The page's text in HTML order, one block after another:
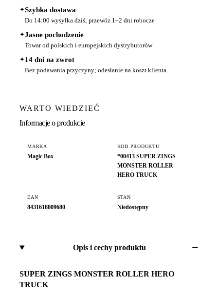
✦Szybka dostawa
Do 14:00 wysyłka dziś; przewóz 1–2 dni robocze
✦Jasne pochodzenie
Towar od polskich i europejskich dystrybutorów
✦14 dni na zwrot
Bez podawania przyczyny; odesłanie na koszt klienta
WARTO WIEDZIEĆ
Informacje o produkcie
MARKA
Magic Box
KOD PRODUKTU
*00413 SUPER ZINGS
MONSTER ROLLER
HERO TRUCK
EAN
8431618009680
STAN
Niedostępny
Opis i cechy produktu
SUPER ZINGS MONSTER ROLLER HERO
TRUCK